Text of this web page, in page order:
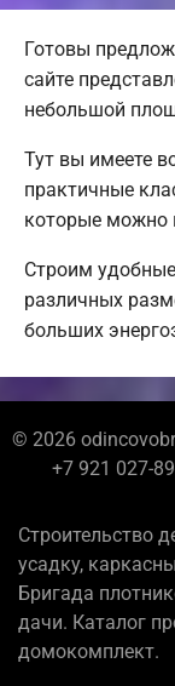
Готовы
сайте
небольшой
Тут вы имеете
практичные
которые можно
Строим
различных
больших
© 2026
+7 921 027-
Строительство
усадку,
Бригада
дачи. Каталог
домокомплект.